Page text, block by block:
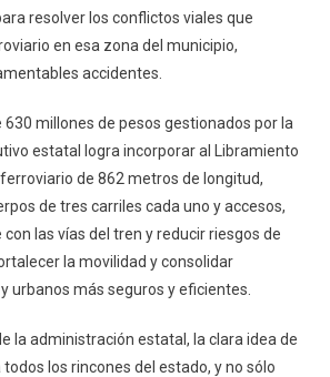
resolver los conflictos viales que
en esa zona del municipio,
accidentes.
630 millones de pesos gestionados por la
estatal logra incorporar al Libramiento
de 862 metros de longitud,
de tres carriles cada uno y accesos,
las vías del tren y reducir riesgos de
la movilidad y consolidar
urbanos más seguros y eficientes.
la administración estatal, la clara idea de
los rincones del estado, y no sólo